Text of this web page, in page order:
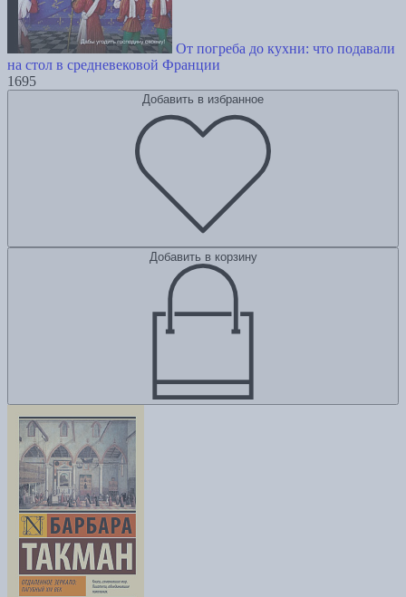
От погреба до кухни: что подавали
на стол в средневековой Франции
1695
Добавить в избранное
Добавить в корзину